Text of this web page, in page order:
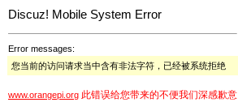
Discuz! Mobile System Error
Error messages:
您当前的访问请求当中含有非法字符，已经被系统拒绝
www.orangepi.org 此错误给您带来的不便我们深感歉意